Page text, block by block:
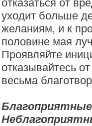
отказаться от
уходит больше
желаниям, и к
половине мая
Проявляйте
отказывайтесь
весьма
Благоприятные